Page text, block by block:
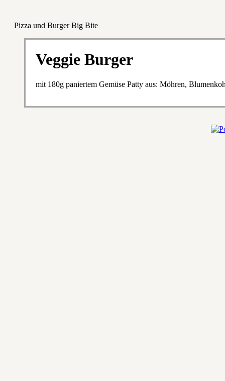
Pizza und Burger Big Bite
Veggie Burger
mit 180g paniertem Gemüse Patty aus: Möhren,